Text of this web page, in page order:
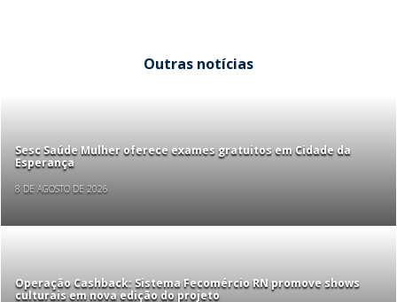
Outras notícias
Sesc Saúde Mulher oferece exames gratuitos em Cidade da
Esperança
8 DE AGOSTO DE 2026
Operação Cashback: Sistema Fecomércio RN promove shows
culturais em nova edição do projeto